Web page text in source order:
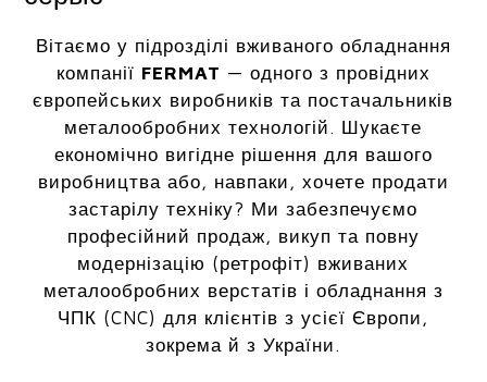
Вітаємо у підрозділі вживаного обладнання
компанії FERMAT — одного з провідних
європейських виробників та постачальників
металообробних технологій. Шукаєте
економічно вигідне рішення для вашого
виробництва або, навпаки, хочете продати
застарілу техніку? Ми забезпечуємо
професійний продаж, викуп та повну
модернізацію (ретрофіт) вживаних
металообробних верстатів і обладнання з
ЧПК (CNC) для клієнтів з усієї Європи,
зокрема й з України.